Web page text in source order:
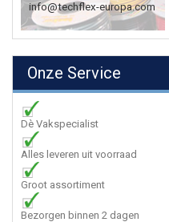
info@techflex-europa.com
Onze Service
Dè Vakspecialist
Alles leveren uit voorraad
Groot assortiment
Bezorgen binnen 2 dagen